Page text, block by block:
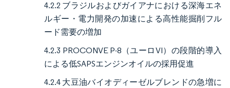
4.2.2 ブラジルおよびガイアナにおける深海エネ
ルギー・電力開発の加速による高性能掘削フル
ード需要の増加
4.2.3 PROCONVE P-8（ユーロVI）の段階的導入
による低SAPSエンジンオイルの採用促進
4.2.4 大豆油バイオディーゼルブレンドの急増に